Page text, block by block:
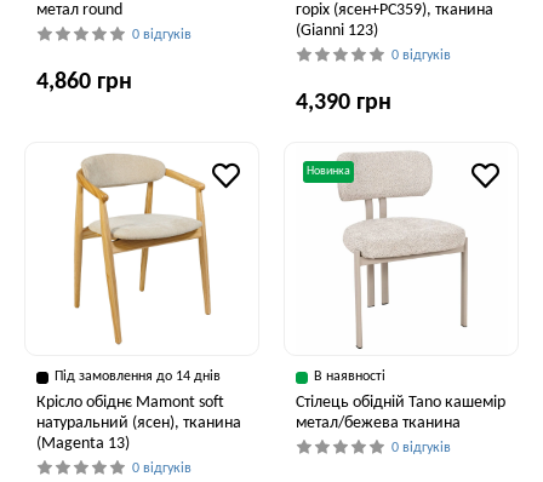
метал round
0 відгуків
4,860 грн
горіх (ясен+PC359), тканина
(Gianni 123)
0 відгуків
4,390 грн
Під замовлення до 14 днів
Крісло обіднє Mamont soft
натуральний (ясен), тканина
(Magenta 13)
0 відгуків
Новинка
В наявності
Cтілець обідній Tano кашемір
метал/бежева тканина
0 відгуків